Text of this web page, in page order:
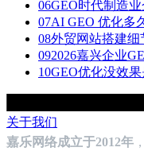
06GEO时代制造
07AI GEO 优化多
08外贸网站搭建细
092026嘉兴企业
10GEO优化没效
关于我们
嘉乐网络成立于2012年